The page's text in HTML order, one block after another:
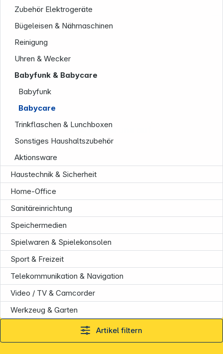
Zubehör Elektrogeräte
Bügeleisen & Nähmaschinen
Reinigung
Uhren & Wecker
Babyfunk & Babycare
Babyfunk
Babycare
Trinkflaschen & Lunchboxen
Sonstiges Haushaltszubehör
Aktionsware
Haustechnik & Sicherheit
Home-Office
Sanitäreinrichtung
Speichermedien
Spielwaren & Spielekonsolen
Sport & Freizeit
Telekommunikation & Navigation
Video / TV & Camcorder
Werkzeug & Garten
Artikel filtern
Service
Folgen Sie uns auf